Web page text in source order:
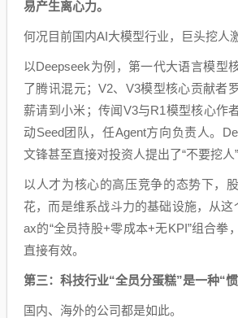
易产生离心力。
何况目前国内AI大模型行业，巨头挖人
以Deepseek为例，第一代大语言模型
了腾讯混元；V2、V3模型核心贡献者
薪请到小米；传闻V3与R1模型核心作
动Seed团队，任Agent方向负责人。
文锋甚至直接对投资人提出了“‌不要挖人‌”
以人才为核心的高压竞争的态势下，
花，而是维系战斗力的基础设施，从这
ax的“全员持股+零成本+无KPI”组合拳
直接有效。
第三：科技行业“全员分蛋糕”是一种“
国内、海外的公司都是如此。